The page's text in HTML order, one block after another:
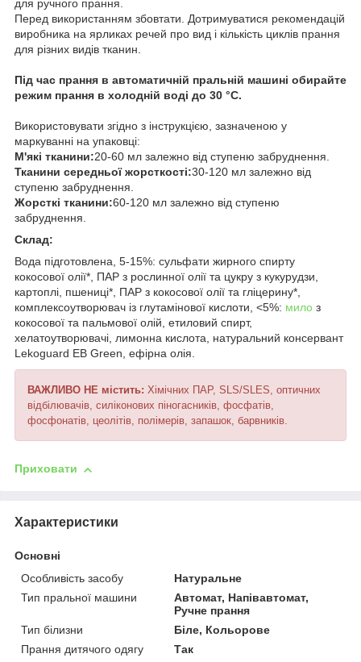
для ручного прання.
Перед використанням збовтати. Дотримуватися рекомендацій
виробника на ярликах речей про вид і кількість циклів прання
для різних видів тканин.
Під час прання в автоматичній пральній машині обирайте
режим прання в холодній воді до 30 °C.
Використовувати згідно з інструкцією, зазначеною у
маркуванні на упаковці:
М'які тканини:20-60 мл залежно від ступеню забруднення.
Тканини середньої жорсткості:30-120 мл залежно від
ступеню забруднення.
Жорсткі тканини:60-120 мл залежно від ступеню
забруднення.
Склад:
Вода підготовлена, 5-15%: сульфати жирного спирту
кокосової олії*, ПАР з рослинної олії та цукру з кукурудзи,
картоплі, пшениці*, ПАР з кокосової олії та гліцерину*,
комплексоутворювач із глутамінової кислоти, <5%: мило з
кокосової та пальмової олій, етиловий спирт,
хелатоутворювачі, лимонна кислота, натуральний консервант
Lekoguard EB Green, ефірна олія.
ВАЖЛИВО НЕ містить: Хімічних ПАР, SLS/SLES, оптичних
відбілювачів, силіконових піногасників, фосфатів,
фосфонатів, цеолітів, полімерів, запашок, барвників.
Приховати
Характеристики
Основні
Особливість засобу
Натуральне
Тип пральної машини
Автомат, Напівавтомат,
Ручне прання
Тип білизни
Біле, Кольорове
Прання дитячого одягу
Так